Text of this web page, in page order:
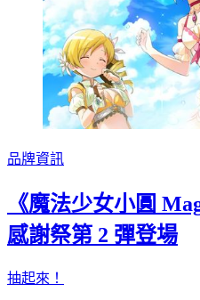
品牌資訊
《魔法少女小圓
感謝祭第 2 彈登場
抽起來！